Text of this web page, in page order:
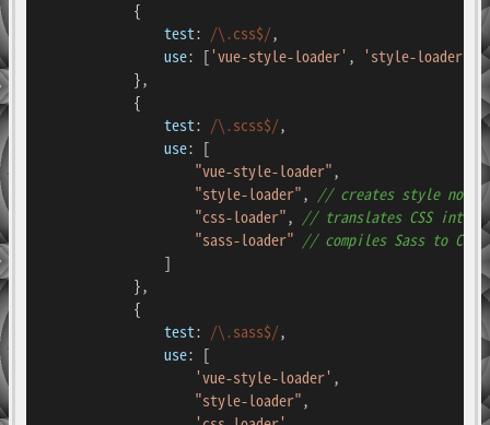
            {
test: /\.css$/,
use: ['vue-style-loader' , 'style-loader' ,
            },
            {
test: /\.scss$/,
use: [
"vue-style-loader",
"style-loader", // creates style
"css-loader", // translates CSS into
"sass-loader" // compiles Sass to
                ]
            },
            {
test: /\.sass$/,
use: [
'vue-style-loader' ,
"style-loader",